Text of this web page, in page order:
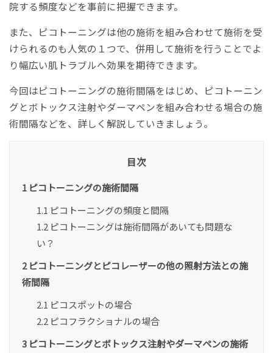
院する頻度などを事前に把握できます。
また、ピコトーニングは他の施術を組み合わせて施術を受
けられるのも人気の１つで、併用して施術を行うことでよ
り幅広い肌トラブルへ効果を期待できます。
今回はピコトーニングの施術間隔をはじめ、ピコトーニン
グとボトックス注射やダーマペンを組み合わせる場合の施
術間隔などを、詳しく解説していきましょう。
目次
1 ピコトーニングの施術間隔
1.1 ピコトーニングの頻度と間隔
1.2 ピコトーニングは施術間隔があいても問題な
い？
2ピコトーニングとピコレーザーの他の照射方法との施
術間隔
2.1 ピコスポットの場合
2.2 ピコフラクショナルの場合
3 ピコトーニングとボトックス注射やダーマペンの施術